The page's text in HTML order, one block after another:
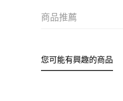
商品推薦
您可能有興趣的商品